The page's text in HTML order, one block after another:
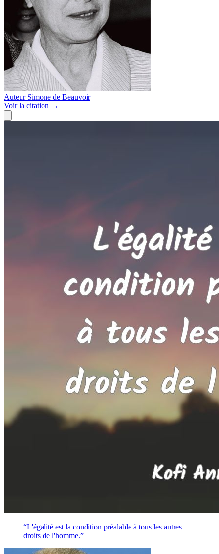
Auteur Simone de Beauvoir
Voirla citation →
“L'égalité est la condition préalable à tous les autres
droits de l'homme.”